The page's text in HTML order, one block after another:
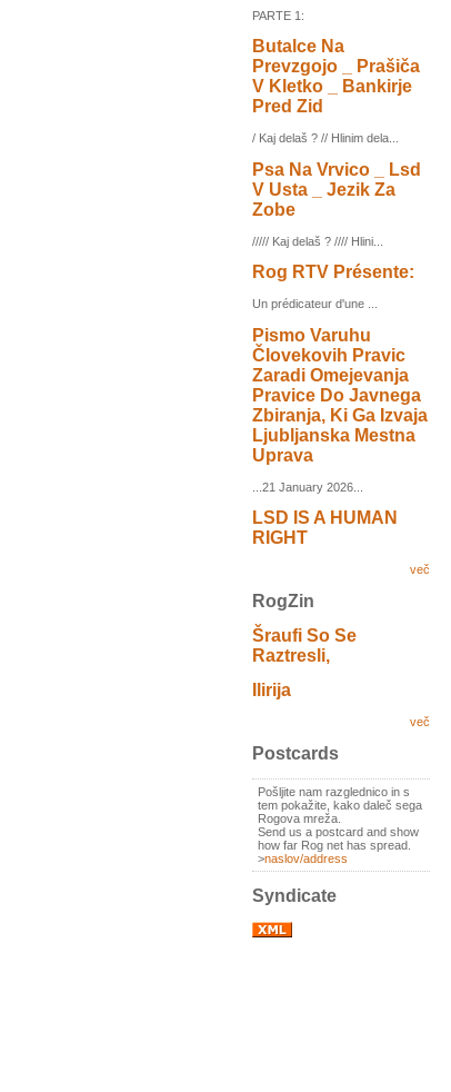
PARTE 1:
Butalce Na
Prevzgojo _ Prašiča
V Kletko _ Bankirje
Pred Zid
/ Kaj delaš ? // Hlinim dela...
Psa Na Vrvico _ Lsd
V Usta _ Jezik Za
Zobe
///// Kaj delaš ? //// Hlini...
Rog RTV Présente:
Un prédicateur d'une ...
Pismo Varuhu
Človekovih Pravic
Zaradi Omejevanja
Pravice Do Javnega
Zbiranja, Ki Ga Izvaja
Ljubljanska Mestna
Uprava
...21 January 2026...
LSD IS A HUMAN
RIGHT
več
RogZin
Šraufi So Se
Raztresli,
Ilirija
več
Postcards
Pošljite nam razglednico in s
tem pokažite, kako daleč sega
Rogova mreža.
Send us a postcard and show
how far Rog net has spread.
>naslov/address
Syndicate